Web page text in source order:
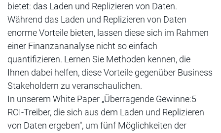
bietet: das Laden und Replizieren von Daten.
Während das Laden und Replizieren von Daten
enorme Vorteile bieten, lassen diese sich im Rahmen
einer Finanzananalyse nicht so einfach
quantifizieren. Lernen Sie Methoden kennen, die
Ihnen dabei helfen, diese Vorteile gegenüber Business
Stakeholdern zu veranschaulichen.
In unserem White Paper „Überragende Gewinne:5
ROI-Treiber, die sich aus dem Laden und Replizieren
von Daten ergeben“, um fünf Möglichkeiten der